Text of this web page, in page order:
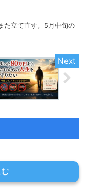
た立て直す。5月中旬の